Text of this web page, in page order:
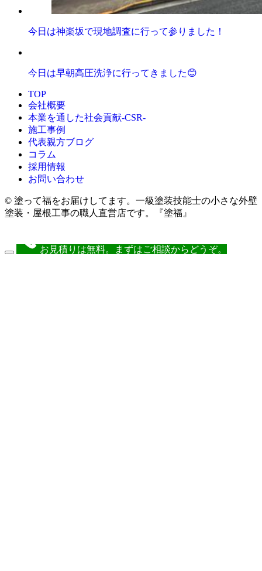
今日は神楽坂で現地調査に行って参りました！
今日は早朝高圧洗浄に行ってきました😊
TOP
会社概要
本業を通した社会貢献-CSR-
施工事例
代表親方ブログ
コラム
採用情報
お問い合わせ
© 塗って福をお届けしてます。一級塗装技能士の小さな外壁
塗装・屋根工事の職人直営店です。『塗福』
お見積りは無料。まずはご相談からどうぞ。